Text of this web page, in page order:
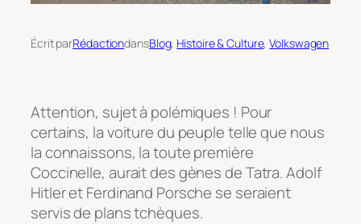
Écrit parRédactiondansBlog, Histoire & Culture, Volkswagen
Attention, sujet à polémiques ! Pour
certains, la voiture du peuple telle que nous
la connaissons, la toute première
Coccinelle, aurait des gènes de Tatra. Adolf
Hitler et Ferdinand Porsche se seraient
servis de plans tchèques.